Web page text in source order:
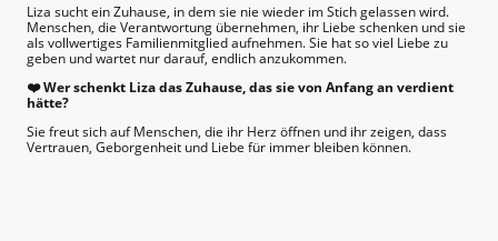
Liza sucht ein Zuhause, in dem sie nie wieder im Stich gelassen wird.
Menschen, die Verantwortung übernehmen, ihr Liebe schenken und sie
als vollwertiges Familienmitglied aufnehmen. Sie hat so viel Liebe zu
geben und wartet nur darauf, endlich anzukommen.
❤️ Wer schenkt Liza das Zuhause, das sie von Anfang an verdient
hätte?
Sie freut sich auf Menschen, die ihr Herz öffnen und ihr zeigen, dass
Vertrauen, Geborgenheit und Liebe für immer bleiben können.